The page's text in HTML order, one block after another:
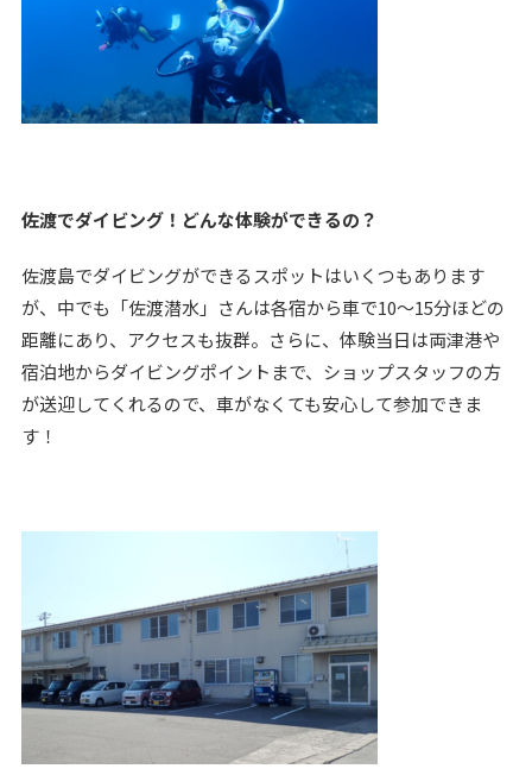
佐渡でダイビング！どんな体験ができるの？
佐渡島でダイビングができるスポットはいくつもあります
が、中でも「佐渡潜水」さんは各宿から車で10〜15分ほどの
距離にあり、アクセスも抜群。さらに、体験当日は両津港や
宿泊地からダイビングポイントまで、ショップスタッフの方
が送迎してくれるので、車がなくても安心して参加できま
す！